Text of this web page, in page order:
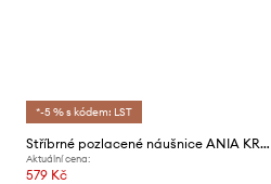
*-5 % s kódem: LST
Stříbrné pozlacené náušnice ANIA KRUK Trendy
Aktuální cena:
579 Kč